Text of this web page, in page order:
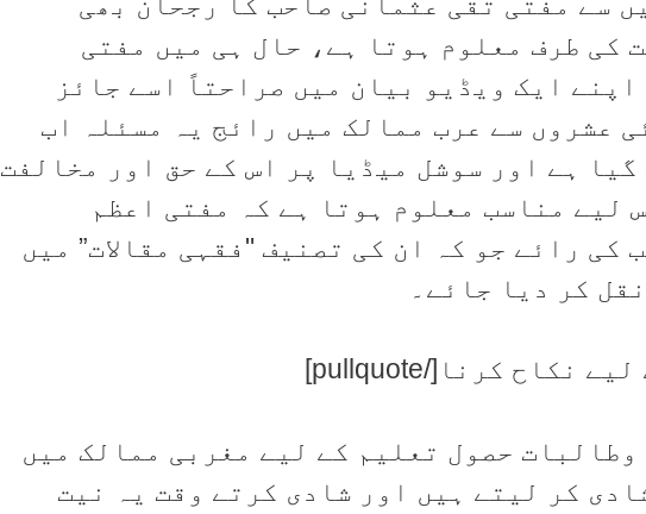
کی طرف معلوم ہوتا ہے، حال ہی میں مفتی
ایک ویڈیو بیان میں صراحتاً اسے جائز
عشروں سے عرب ممالک میں رائج یہ مسئلہ اب
ہے اور سوشل میڈیا پر اس کے حق اور مخالفت
لیے مناسب معلوم ہوتا ہے کہ مفتی اعظم
کی رائے جو کہ ان کی تصنیف "فقہی مقالات” میں
کر دیا جائے۔
حصول تعلیم کے لیے مغربی ممالک میں
کر لیتے ہیں اور شادی کرتے وقت یہ نیت